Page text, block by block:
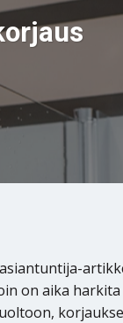
on aika harkita